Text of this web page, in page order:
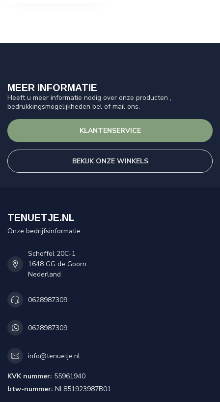
MEER INFORMATIE
Heeft u meer informatie nodig over onze producten ,
bedrukkingsmogelijkheden bel of mail ons.
KLANTENSERVICE
BEKIJK ONZE WINKELS
TENUETJE.NL
Onze bedrijfsinformatie
Schoffel 20C-1
1648 GG de Goorn
Nederland
0628987309
0628987309
info@tenuetje.nl
KVK nummer: 55961940
btw-nummer: NL851923987B01